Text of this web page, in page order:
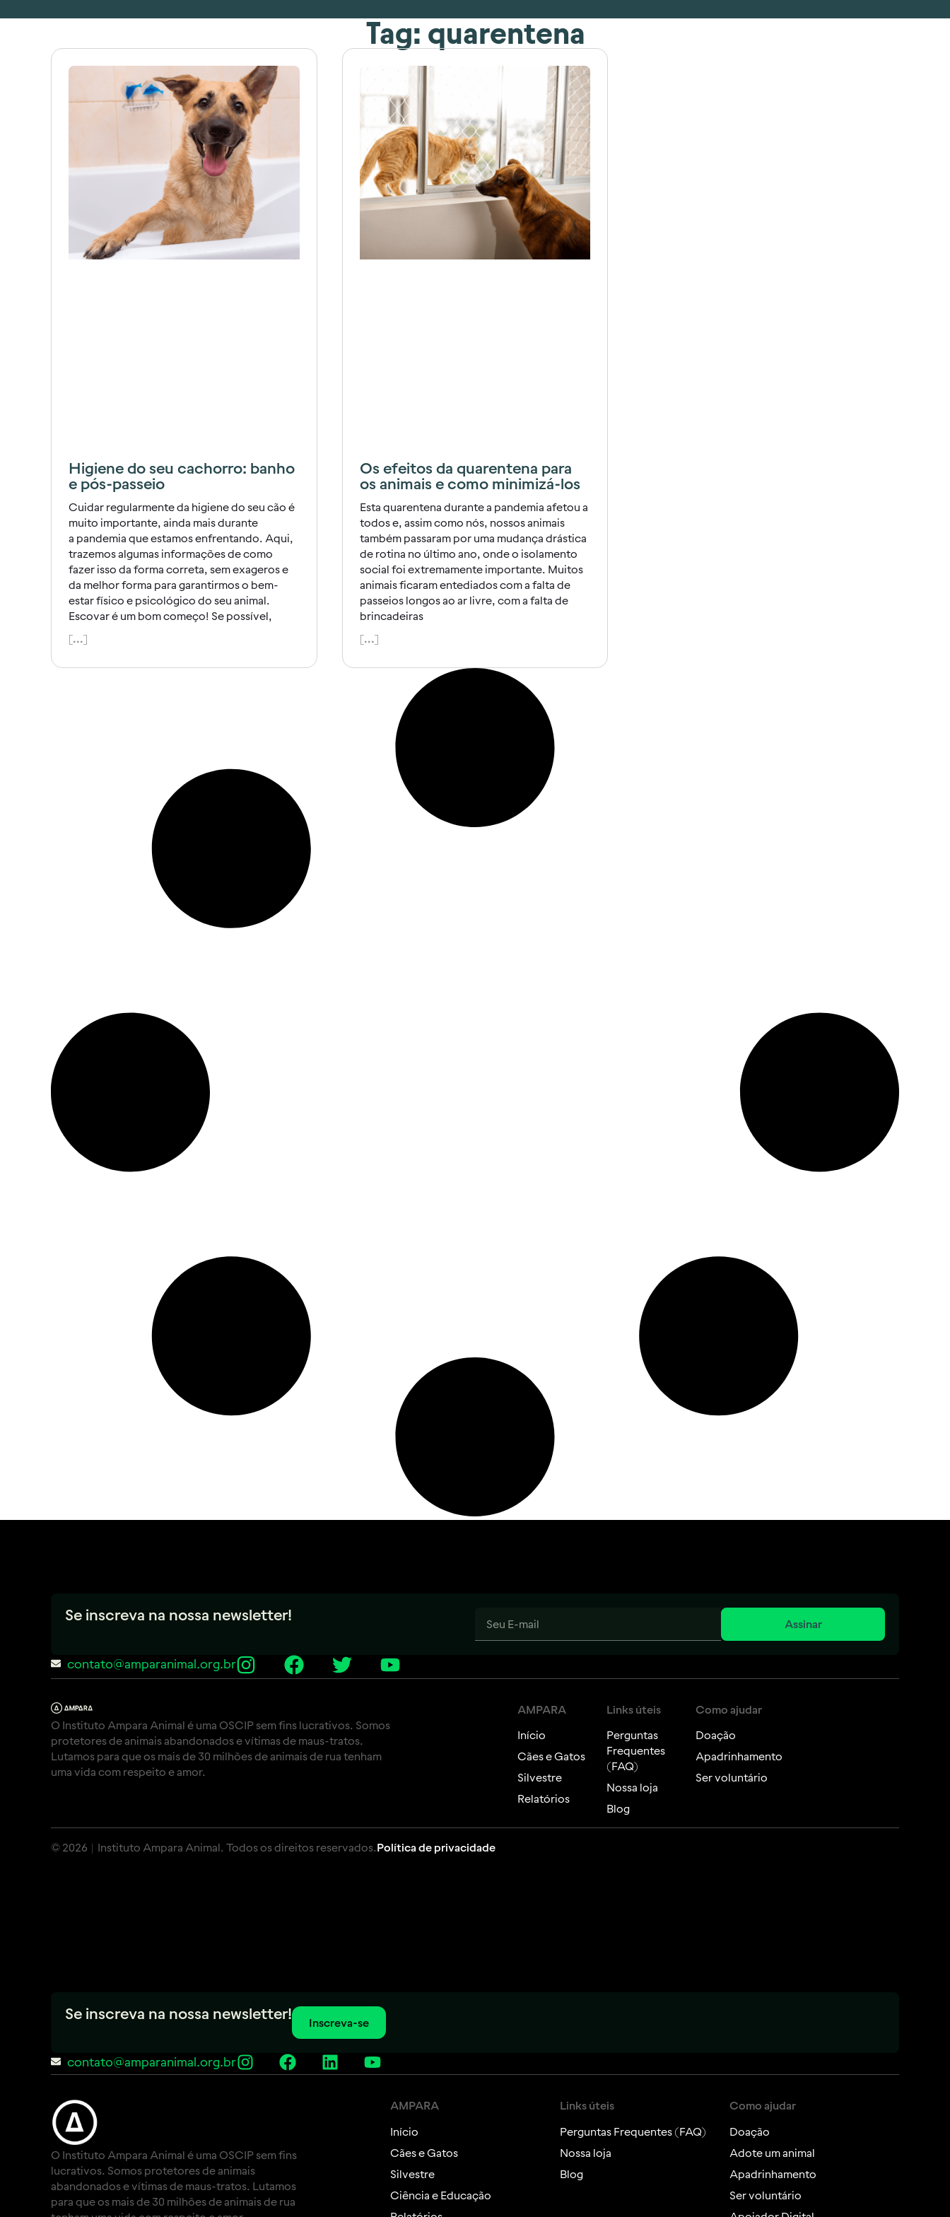
Tag: quarentena
Higiene do seu cachorro: banho
e pós-passeio
Cuidar regularmente da higiene do seu cão é
muito importante, ainda mais durante
a pandemia que estamos enfrentando. Aqui,
trazemos algumas informações de como
fazer isso da forma correta, sem exageros e
da melhor forma para garantirmos o bem-
estar físico e psicológico do seu animal.
Escovar é um bom começo! Se possível,
[...]
Os efeitos da quarentena para
os animais e como minimizá-los
Esta quarentena durante a pandemia afetou a
todos e, assim como nós, nossos animais
também passaram por uma mudança drástica
de rotina no último ano, onde o isolamento
social foi extremamente importante. Muitos
animais ficaram entediados com a falta de
passeios longos ao ar livre, com a falta de
brincadeiras
[...]
Se inscreva na nossa newsletter!
Assinar
contato@amparanimal.org.br
O Instituto Ampara Animal é uma OSCIP sem fins lucrativos. Somos
protetores de animais abandonados e vítimas de maus-tratos.
Lutamos para que os mais de 30 milhões de animais de rua tenham
uma vida com respeito e amor.
AMPARA
Início
Cães e Gatos
Silvestre
Relatórios
Links úteis
Perguntas
Frequentes
(FAQ)
Nossa loja
Blog
Como ajudar
Doação
Apadrinhamento
Ser voluntário
© 2026 | Instituto Ampara Animal. Todos os direitos reservados.Política de privacidade
Se inscreva na nossa newsletter! Inscreva-se
contato@amparanimal.org.br
O Instituto Ampara Animal é uma OSCIP sem fins
lucrativos. Somos protetores de animais
abandonados e vítimas de maus-tratos. Lutamos
para que os mais de 30 milhões de animais de rua
AMPARA
Início
Cães e Gatos
Silvestre
Ciência e Educação
Links úteis
Perguntas Frequentes (FAQ)
Nossa loja
Blog
Como ajudar
Doação
Adote um animal
Apadrinhamento
Ser voluntário